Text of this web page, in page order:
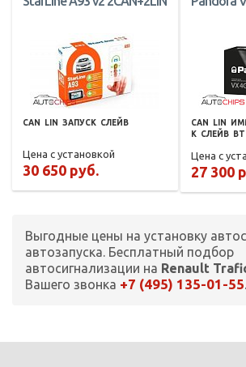
CAN LIN ЗАПУСК СЛЕЙВ
Цена с установкой
30 650 руб.
CAN LIN
К СЛЕЙВ BT
Цена с
27 300
Выгодные цены на установку
автозапуска. Бесплатный подбор
автосигнализации на Renault
Вашего звонка +7 (495) 135-01-55.